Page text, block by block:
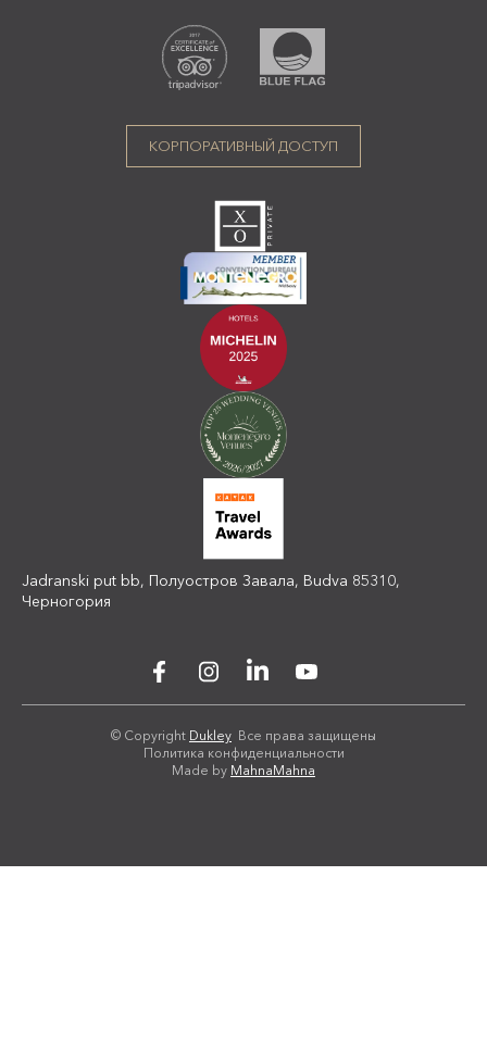
КОРПОРАТИВНЫЙ ДОСТУП
Jadranski put bb, Полуостров Завала, Budva 85310,
Черногория
© Copyright Dukley Все права защищены
Политика конфиденциальности
Made by MahnaMahna